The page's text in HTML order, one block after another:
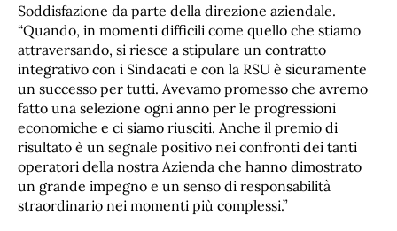
Soddisfazione da parte della direzione aziendale.
“Quando, in momenti difficili come quello che stiamo
attraversando, si riesce a stipulare un contratto
integrativo con i Sindacati e con la RSU è sicuramente
un successo per tutti. Avevamo promesso che avremo
fatto una selezione ogni anno per le progressioni
economiche e ci siamo riusciti. Anche il premio di
risultato è un segnale positivo nei confronti dei tanti
operatori della nostra Azienda che hanno dimostrato
un grande impegno e un senso di responsabilità
straordinario nei momenti più complessi.”